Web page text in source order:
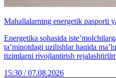
Mahallalarning energetik pasporti
Energetika sohasida
ta’minotdagi uzilishlar haqida
tizimlarni rivojlantirish
15:30 / 07.08.2026